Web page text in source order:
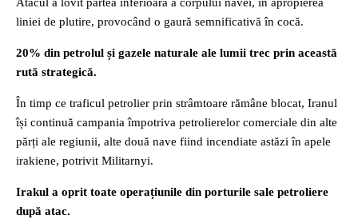
liniei de plutire, provocând o gaură semnificativă în cocă.
20% din petrolul și gazele naturale ale lumii trec prin această
rută strategică.
În timp ce traficul petrolier prin strâmtoare rămâne blocat, Iranul
își continuă campania împotriva petrolierelor comerciale din alte
părți ale regiunii, alte două nave fiind incendiate astăzi în apele
irakiene, potrivit Militarnyi.
Irakul a oprit toate operațiunile din porturile sale petroliere
după atac.